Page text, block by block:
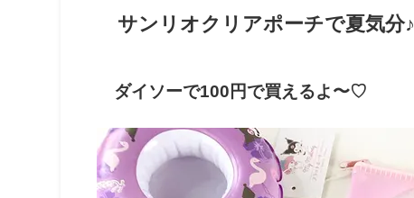
サンリオクリアポーチで夏気分♪
ダイソーで100円で買えるよ〜♡